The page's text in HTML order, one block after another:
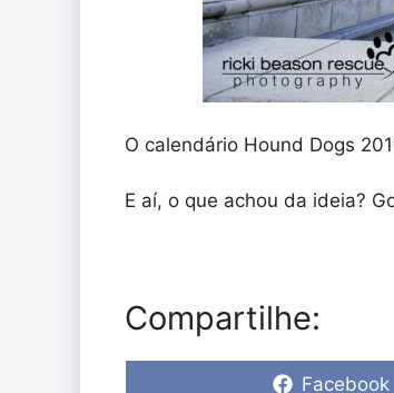
O calendário Hound Dogs
E aí, o que achou da ideia?
Compartilhe:
Share
Facebook